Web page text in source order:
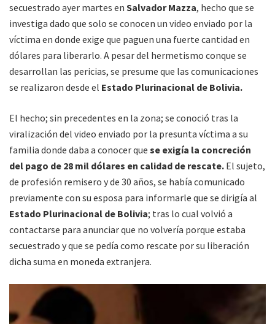
secuestrado ayer martes en Salvador Mazza, hecho que se
investiga dado que solo se conocen un video enviado por la
víctima en donde exige que paguen una fuerte cantidad en
dólares para liberarlo. A pesar del hermetismo conque se
desarrollan las pericias, se presume que las comunicaciones
se realizaron desde el Estado Plurinacional de Bolivia.
El hecho; sin precedentes en la zona; se conoció tras la
viralización del video enviado por la presunta víctima a su
familia donde daba a conocer que se exigía la concreción
del pago de 28 mil dólares en calidad de rescate. El sujeto,
de profesión remisero y de 30 años, se había comunicado
previamente con su esposa para informarle que se dirigía al
Estado Plurinacional de Bolivia; tras lo cual volvió a
contactarse para anunciar que no volvería porque estaba
secuestrado y que se pedía como rescate por su liberación
dicha suma en moneda extranjera.